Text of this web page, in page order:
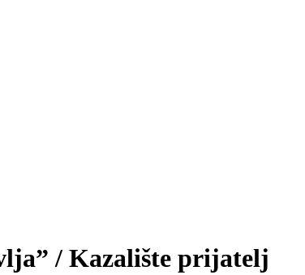
/ Kazalište prijatelj